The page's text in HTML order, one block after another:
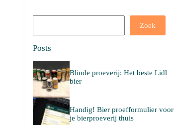
Zoek
Posts
Blinde proeverij: Het beste Lidl
bier
Handig! Bier proefformulier voor
je bierproeverij thuis